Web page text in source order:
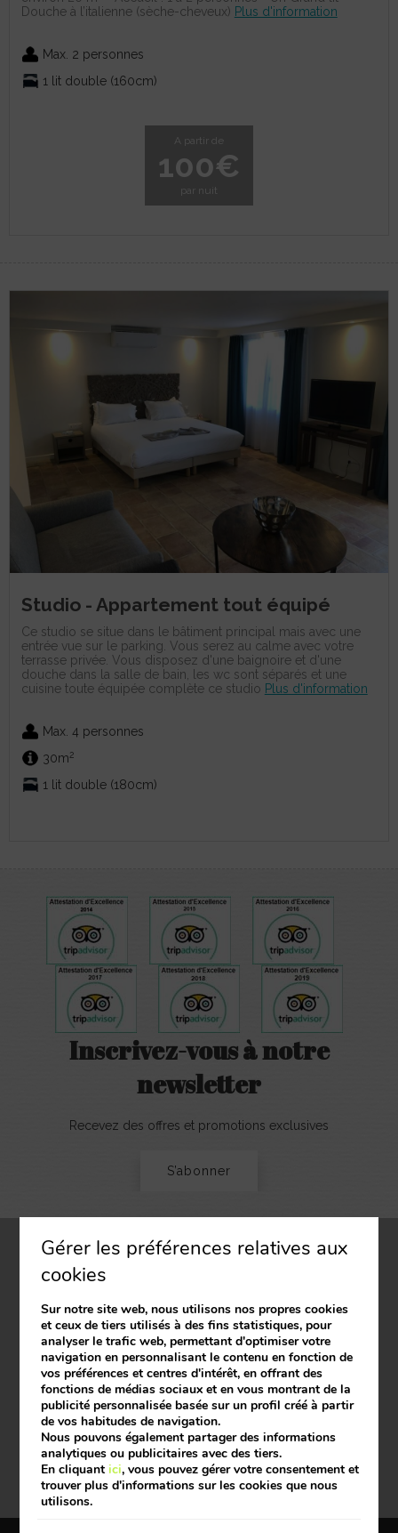
Douche à l’italienne (sèche-cheveux) Plus d'information
Max. 2 personnes
1 lit double (160cm)
A partir de
100€
par nuit
Studio - Appartement tout équipé
Ce studio se situe dans le bâtiment principal mais avec une
entrée vue sur le parking. Vous serez au calme avec votre
terrasse privée. Vous disposez d'une baignoire et d'une
douche dans la salle de bain, les wc sont séparés et une
cuisine toute équipée complète ce studio Plus d'information
Max. 4 personnes
30m2
1 lit double (180cm)
Inscrivez-vous à notre
newsletter
Recevez des offres et promotions exclusives
S’abonner
39 Promenade de la Plage
06800 Cagnes-sur-Mer Alpes Maritimes
France
+33 4 93 20 16 09
vanillehotel@gmail.com
Gérer les préférences relatives aux
cookies
Sur notre site web, nous utilisons nos propres cookies
et ceux de tiers utilisés à des fins statistiques, pour
analyser le trafic web, permettant d'optimiser votre
navigation en personnalisant le contenu en fonction de
vos préférences et centres d'intérêt, en offrant des
fonctions de médias sociaux et en vous montrant de la
publicité personnalisée basée sur un profil créé à partir
de vos habitudes de navigation.
Nous pouvons également partager des informations
analytiques ou publicitaires avec des tiers.
En cliquantici, vous pouvez gérer votre consentement et
trouver plus d'informations sur les cookies que nous
utilisons.